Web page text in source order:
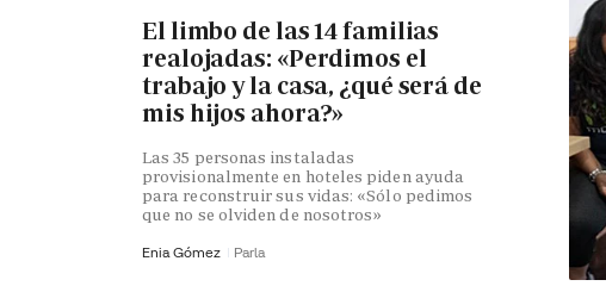
El limbo de las 14 familias
realojadas: «Perdimos el
trabajo y la casa, ¿qué será de
mis hijos ahora?»
Las 35 personas instaladas
provisionalmente en hoteles piden ayuda
para reconstruir sus vidas: «Sólo pedimos
que no se olviden de nosotros»
Enia Gómez Parla